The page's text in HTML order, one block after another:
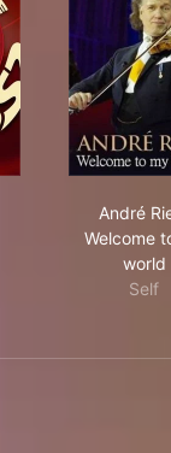
André
Welcome
world
Self